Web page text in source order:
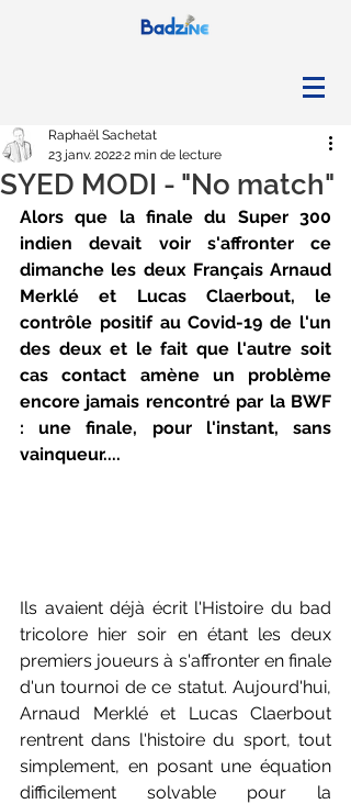
SYED MODI - "No match"
Raphaël Sachetat
23 janv. 20222 min de lecture
Alors que la finale du Super 300
indien devait voir s'affronter ce
dimanche les deux Français Arnaud
Merklé et Lucas Claerbout, le
contrôle positif au Covid-19 de l'un
des deux et le fait que l'autre soit
cas contact amène un problème
encore jamais rencontré par la BWF
: une finale, pour l'instant, sans
vainqueur....
Ils avaient déjà écrit l'Histoire du bad
tricolore hier soir en étant les deux
premiers joueurs à s'affronter en finale
d'un tournoi de ce statut. Aujourd'hui,
Arnaud Merklé et Lucas Claerbout
rentrent dans l'histoire du sport, tout
simplement, en posant une équation
difficilement solvable pour la